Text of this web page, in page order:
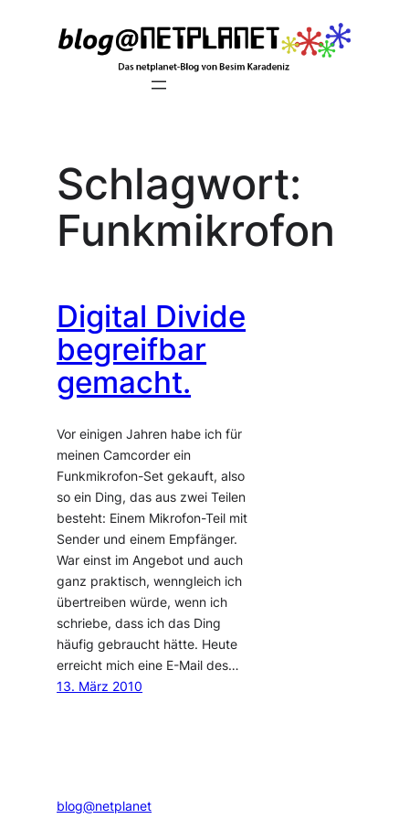
Schlagwort:
Funkmikrofon
Digital Divide
begreifbar
gemacht.
Vor einigen Jahren habe ich für
meinen Camcorder ein
Funkmikrofon-Set gekauft, also
so ein Ding, das aus zwei Teilen
besteht: Einem Mikrofon-Teil mit
Sender und einem Empfänger.
War einst im Angebot und auch
ganz praktisch, wenngleich ich
übertreiben würde, wenn ich
schriebe, dass ich das Ding
häufig gebraucht hätte. Heute
erreicht mich eine E-Mail des…
13. März 2010
blog@netplanet